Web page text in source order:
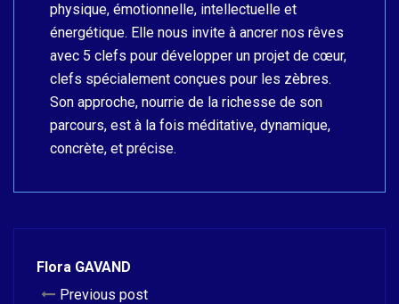
physique, émotionnelle, intellectuelle et
énergétique. Elle nous invite à ancrer nos rêves
avec 5 clefs pour développer un projet de cœur,
clefs spécialement conçues pour les zèbres.
Son approche, nourrie de la richesse de son
parcours, est à la fois méditative, dynamique,
concrète, et précise.
Flora GAVAND
Previous post